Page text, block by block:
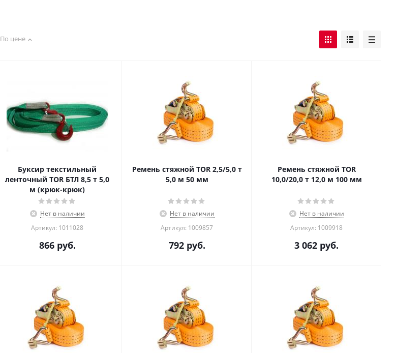
По цене
Буксир текстильный
ленточный TOR БТЛ 8,5 т 5,0
м (крюк-крюк)
Нет в наличии
Артикул: 1011028
866руб.
Ремень стяжной TOR 2,5/5,0 т
5,0 м 50 мм
Нет в наличии
Артикул: 1009857
792руб.
Ремень стяжной TOR
10,0/20,0 т 12,0 м 100 мм
Нет в наличии
Артикул: 1009918
3 062 руб.